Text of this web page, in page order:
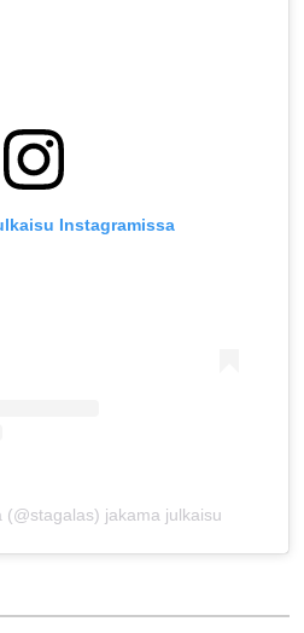
Instagramissa
(@stagalas) jakama julkaisu